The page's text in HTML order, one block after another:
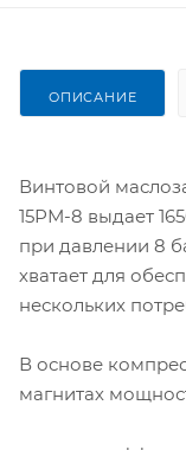
ОПИСАНИЕ
Винтовой
15РМ-8 выдает
при давлении 8
хватает для
нескольких
В основе
магнитах